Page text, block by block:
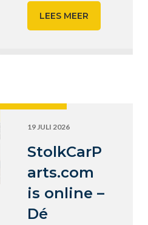
LEES MEER
19 JULI 2026
StolkCarP
arts.com
is online –
Dé